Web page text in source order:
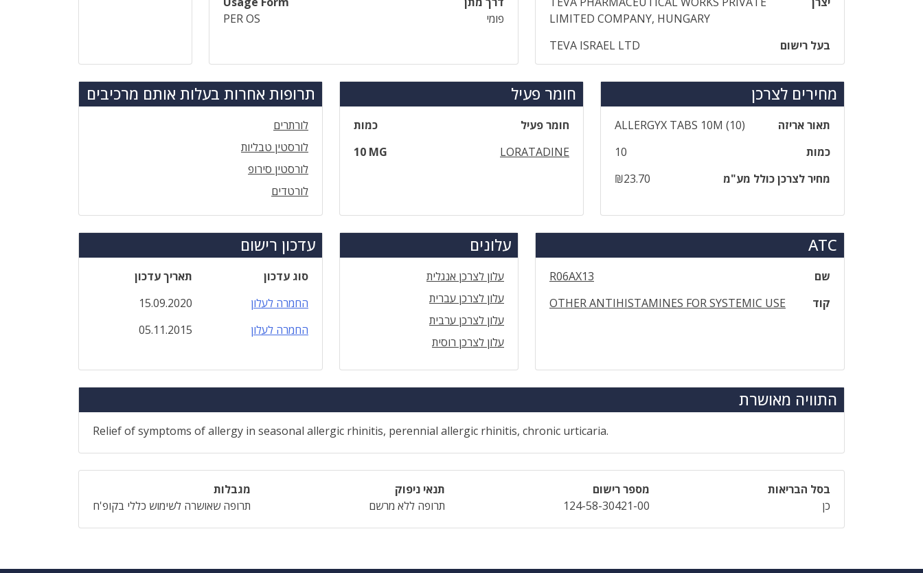
LIMITED COMPANY, HUNGARY
בעל רישום
TEVA ISRAEL LTD
פומי
PER OS
מחירים לצרכן
תאור אריזה
‎ALLERGYX‎ ‎TABS‎ ‎10‎M‎ ‎(‎10‎)
כמות
10
מחיר לצרכן כולל מע"מ
₪23.70
חומר פעיל
חומר פעיל
כמות
LORATADINE
10 MG
תרופות אחרות בעלות אותם מרכיבים
לורתרים
לורסטין טבליות
לורסטין סירופ
לורטדים
ATC
שם
R06AX13
קוד
OTHER ANTIHISTAMINES FOR SYSTEMIC USE
עלונים
עלון לצרכן אנגלית
עלון לצרכן עברית
עלון לצרכן ערבית
עלון לצרכן רוסית
עדכון רישום
סוג עדכון
תאריך עדכון
החמרה לעלון
15.09.2020
החמרה לעלון
05.11.2015
התוויה מאושרת
Relief of symptoms of allergy in seasonal allergic rhinitis, perennial allergic rhinitis, chronic urticaria.
בסל הבריאות
כן
מספר רישום
124-58-30421-00
תנאי ניפוק
תרופה ללא מרשם
מגבלות
תרופה שאושרה לשימוש כללי בקופ'ח